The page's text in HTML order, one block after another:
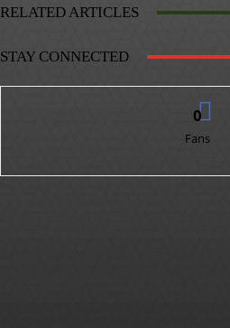
RELATED ARTICLES
STAY CONNECTED
0
Fans